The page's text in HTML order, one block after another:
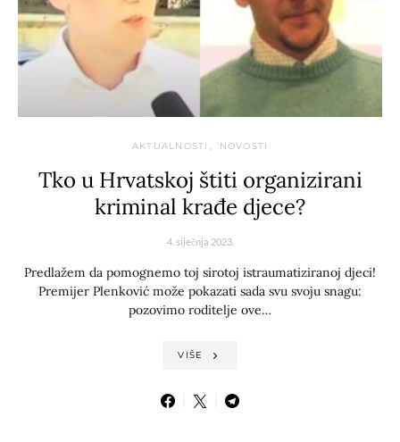
AKTUALNOSTI NOVOSTI
Tko u Hrvatskoj štiti organizirani
kriminal krađe djece?
4. siječnja 2023.
Predlažem da pomognemo toj sirotoj istraumatiziranoj djeci!
Premijer Plenković može pokazati sada svu svoju snagu:
pozovimo roditelje ove…
VIŠE